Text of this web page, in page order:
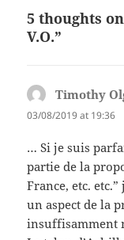
5 thoughts
V.O.”
Timothy
03/08/2019 at 19:36
… Si je suis
partie de la
France, etc.
un aspect de la
insuffisamment